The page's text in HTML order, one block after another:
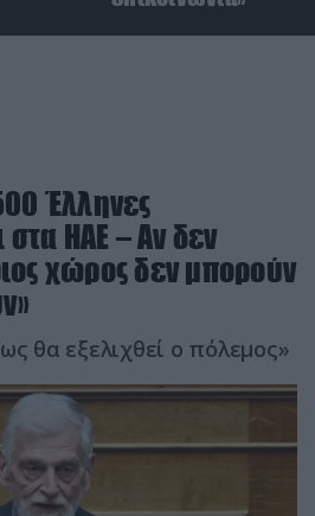
Έλληνες
ΗΑΕ – Αν δεν
χώρος δεν μπορούν
θα εξελιχθεί ο πόλεμος»